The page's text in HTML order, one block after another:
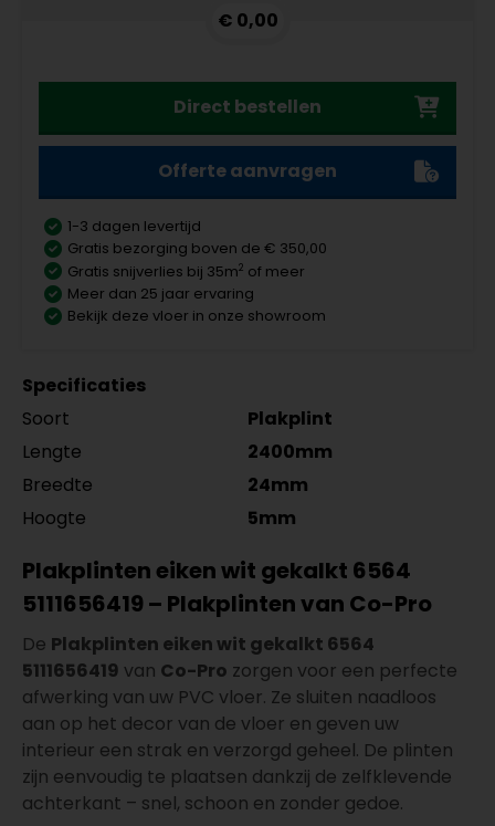
€ 0,00
Direct bestellen
Offerte aanvragen
1-3 dagen levertijd
Gratis bezorging boven de € 350,00
Gratis snijverlies bij 35m2 of meer
Meer dan 25 jaar ervaring
Bekijk deze vloer in onze showroom
Specificaties
Soort
Plakplint
Lengte
2400mm
Breedte
24mm
Hoogte
5mm
Plakplinten eiken wit gekalkt 6564
5111656419 – Plakplinten van Co-Pro
De Plakplinten eiken wit gekalkt 6564
5111656419 van Co-Pro zorgen voor een perfecte
afwerking van uw PVC vloer. Ze sluiten naadloos
aan op het decor van de vloer en geven uw
interieur een strak en verzorgd geheel. De plinten
zijn eenvoudig te plaatsen dankzij de zelfklevende
achterkant – snel, schoon en zonder gedoe.